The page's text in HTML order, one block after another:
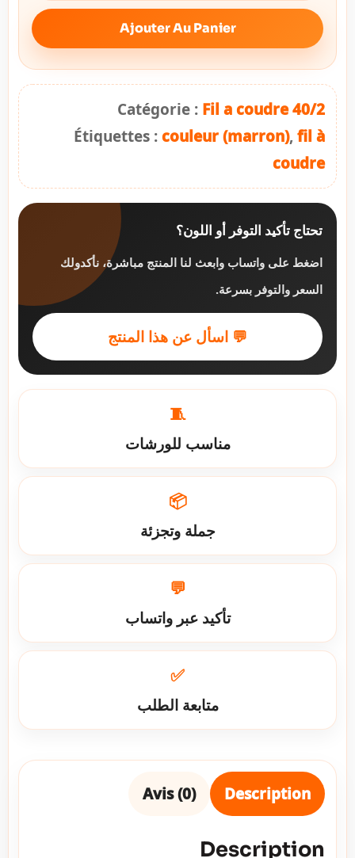
Ajouter Au Panier
Catégorie : Fil a coudre 40/2
Étiquettes :couleur (marron), fil à
coudre
تحتاج تأكيد التوفر أو اللون؟
اضغط على واتساب وابعث لنا المنتج مباشرة، نأكدولك
السعر والتوفر بسرعة.
💬 اسأل عن هذا المنتج
🧵
مناسب للورشات
📦
جملة وتجزئة
💬
تأكيد عبر واتساب
✅
متابعة الطلب
Description
Avis (0)
Description